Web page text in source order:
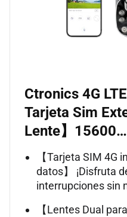
Ctronics 4G
Tarjeta Sim
Lente】15600…
【Tarjeta SIM 4G
datos】 ¡Disfruta
interrupciones sin
【Lentes Dual